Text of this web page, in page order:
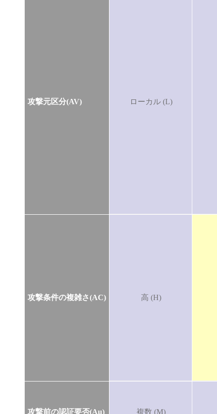
攻撃元区分(AV) ローカル (L)
攻撃条件の複雑さ(AC) 高 (H)
攻撃前の認証要否(Au) 複数 (M)